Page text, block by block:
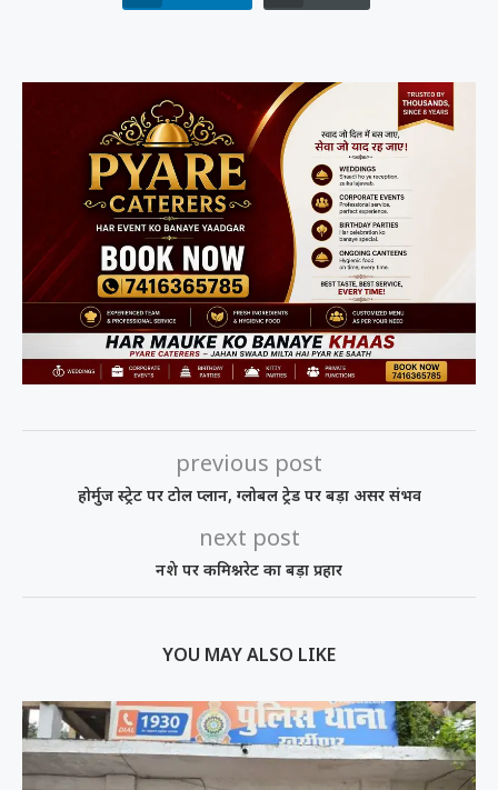
previous post
होर्मुज स्ट्रेट पर टोल प्लान, ग्लोबल ट्रेड पर बड़ा असर संभव
next post
नशे पर कमिश्नरेट का बड़ा प्रहार
YOU MAY ALSO LIKE